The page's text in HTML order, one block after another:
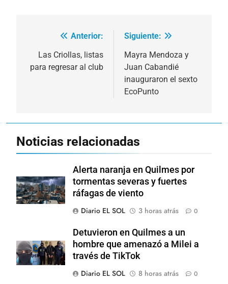
Navegación
de
entradas
Anterior:
Las Criollas, listas
para regresar al club
Siguiente:
Mayra Mendoza y
Juan Cabandié
inauguraron el sexto
EcoPunto
Noticias relacionadas
Alerta naranja en Quilmes por
tormentas severas y fuertes
ráfagas de viento
Diario EL SOL
3 horas atrás 0
Detuvieron en Quilmes a un
hombre que amenazó a Milei a
través de TikTok
Diario EL SOL
8 horas atrás 0